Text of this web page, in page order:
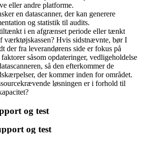
eller andre platforme.
en datascanner, der kan generere
og statistik til audits.
i en afgrænset periode eller tænkt
værktøjskassen? Hvis sidstnævnte, bør I
der fra leverandørens side er fokus på
såsom opdateringer, vedligeholdelse
så den efterkommer de
der kommer inden for området.
løsningen er i forhold til
og test
og test